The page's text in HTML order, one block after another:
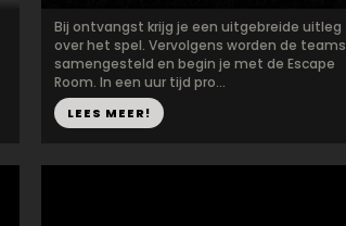
Bij ontvangst krijg je een uitgebreide uitleg
over het spel. Vervolgens worden de teams
samengesteld en begin je met de Escape
Room. In een uur tijd pro...
LEES MEER!